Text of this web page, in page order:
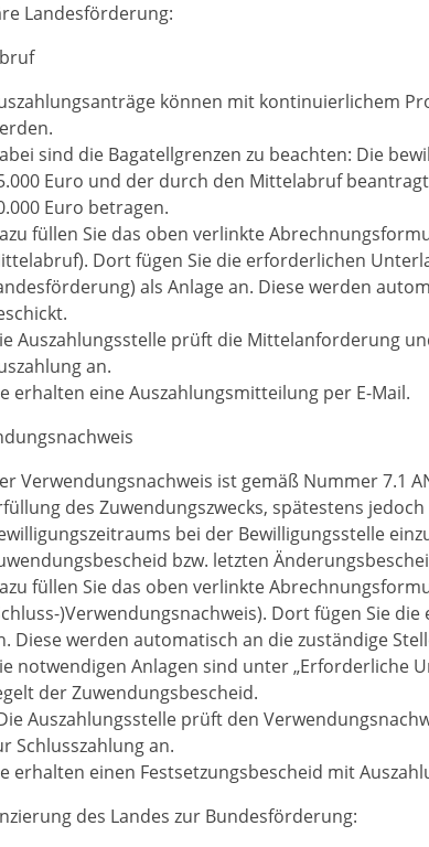
Landesförderung:
können mit kontinuierlichem
sind die Bagatellgrenzen zu beachten: Die
Euro und der durch den Mittelabruf
Euro betragen.
füllen Sie das oben verlinkte
Dort fügen Sie die erforderlichen
als Anlage an. Diese werden
Auszahlungsstelle prüft die Mittelanforderung
an.
erhalten eine Auszahlungsmitteilung per E-Mail.
Verwendungsnachweis ist gemäß Nummer 7.1
des Zuwendungszwecks, spätestens
bei der Bewilligungsstelle
bzw. letzten
füllen Sie das oben verlinkte
)Verwendungsnachweis). Dort fügen Sie
Diese werden automatisch an die zuständige
notwendigen Anlagen sind unter „Erforderliche
der Zuwendungsbescheid.
Auszahlungsstelle prüft den
Schlusszahlung an.
erhalten einen Festsetzungsbescheid mit
des Landes zur Bundesförderung: